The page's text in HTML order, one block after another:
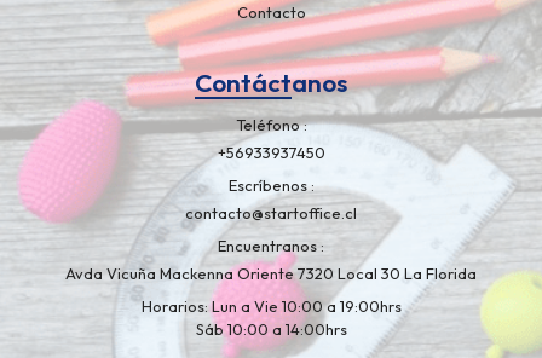
Contacto
Contáctanos
Teléfono
+56933937450
Escríbenos
contacto@startoffice.cl
Encuentranos
Avda Vicuña Mackenna Oriente 7320 Local 30 La Florida
Horarios: Lun a Vie 10:00 a 19:00hrs
Sáb 10:00 a 14:00hrs